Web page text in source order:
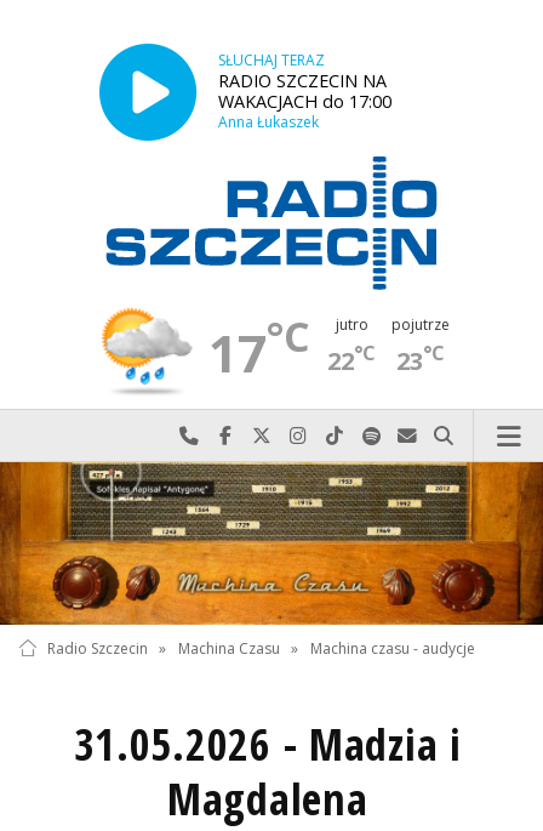
SŁUCHAJ TERAZ
RADIO SZCZECIN NA
WAKACJACH do 17:00
Anna Łukaszek
17°C jutro
22°C
pojutrze
23°C
Najlepiej po prostu do nas zadzwoń
Odwiedź nas na Facebook-u
Odwiedź nas na X
Odwiedź nas na Instagram-ie
Odwiedź nas na TikTok-u
Szukaj nas na Spotify
Wyślij do nas
Szukaj
Radio Szczecin » Machina Czasu » Machina czasu - audycje
31.05.2026 - Madzia i
Magdalena